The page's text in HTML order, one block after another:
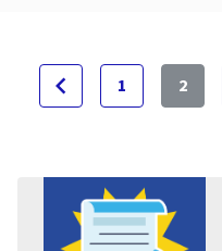
navigate_before 1 2